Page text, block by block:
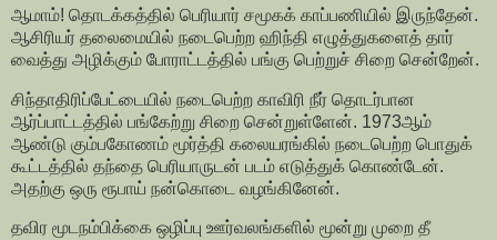
ஆமாம்! தொடக்கத்தில் பெரியார் சமூகக் காப்பணியில் இருந்தேன்.
ஆசிரியர் தலைமையில் நடைபெற்ற ஹிந்தி எழுத்துகளைத் தார்
வைத்து அழிக்கும் போராட்டத்தில் பங்கு பெற்றுச் சிறை சென்றேன்.
சிந்தாதிரிப்பேட்டையில் நடைபெற்ற காவிரி நீர் தொடர்பான
ஆர்ப்பாட்டத்தில் பங்கேற்று சிறை சென்றுள்ளேன். 1973ஆம்
ஆண்டு கும்பகோணம் மூர்த்தி கலையரங்கில் நடைபெற்ற பொதுக்
கூட்டத்தில் தந்தை பெரியாருடன் படம் எடுத்துக் கொண்டேன்.
அதற்கு ஒரு ரூபாய் நன்கொடை வழங்கினேன்.
தவிர மூடநம்பிக்கை ஒழிப்பு ஊர்வலங்களில் மூன்று முறை தீ